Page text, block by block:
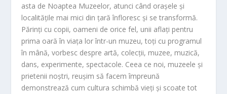
asta de Noaptea Muzeelor, atunci când orașele și
localitățile mai mici din țară înfloresc și se transformă.
Părinți cu copii, oameni de orice fel, unii aflați pentru
prima oară în viața lor într-un muzeu, toți cu programul
în mână, vorbesc despre artă, colecții, muzee, muzică,
dans, experimente, spectacole. Ceea ce noi, muzeele și
prietenii noștri, reușim să facem împreună
demonstrează cum cultura schimbă vieți și scoate tot